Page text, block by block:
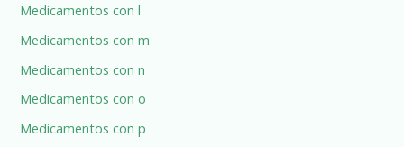
Medicamentos con l
Medicamentos con m
Medicamentos con n
Medicamentos con o
Medicamentos con p